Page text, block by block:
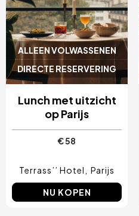
ALLEEN VOLWASSENEN
DIRECTE RESERVERING
Lunch met uitzicht
op Parijs
€ 58
Terrass’’ Hotel Parijs
NU KOPEN